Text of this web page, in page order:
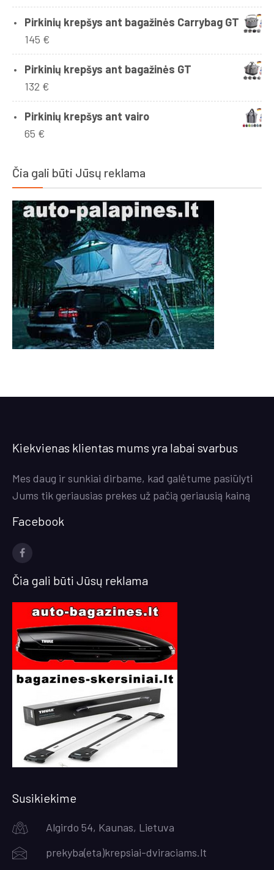
Pirkinių krepšys ant bagažinės Carrybag GT
145 €
Pirkinių krepšys ant bagažinės GT
132 €
Pirkinių krepšys ant vairo
65 €
Čia gali būti Jūsų reklama
Kiekvienas klientas mums yra labai svarbus
Mes daug ir sunkiai dirbame, kad galėtume pasiūlyti
Jums tik geriausias prekes už pačią geriausią kainą
Facebook
Čia gali būti Jūsų reklama
Susikiekime
Algirdo 54, Kaunas, Lietuva
prekyba(eta)krepsiai-dviraciams.lt